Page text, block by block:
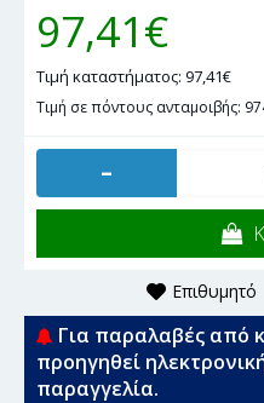
97,41€
Τιμή καταστήματος: 97,41€
Τιμή σε πόντους ανταμοιβής:
-
Επιθυμητό
Για παραλαβές από
προηγηθεί
παραγγελία.